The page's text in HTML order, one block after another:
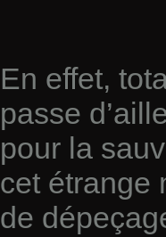
En effet,
passe
pour la
cet étrange
de